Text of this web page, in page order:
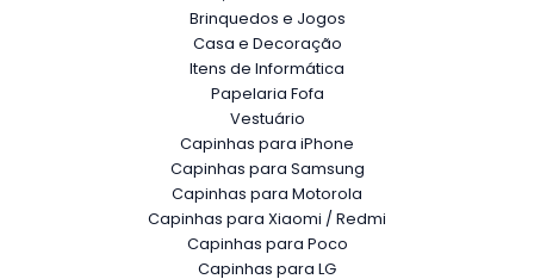
Brinquedos e Jogos
Casa e Decoração
Itens de Informática
Papelaria Fofa
Vestuário
Capinhas para iPhone
Capinhas para Samsung
Capinhas para Motorola
Capinhas para Xiaomi / Redmi
Capinhas para Poco
Capinhas para LG